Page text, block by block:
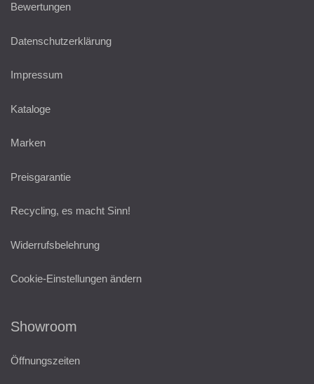
Bewertungen
Datenschutzerklärung
Impressum
Kataloge
Marken
Preisgarantie
Recycling, es macht Sinn!
Widerrufsbelehrung
Cookie-Einstellungen ändern
Showroom
Öffnungszeiten